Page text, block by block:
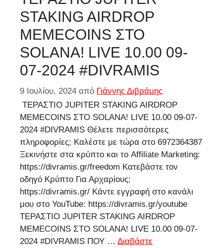
STAKING AIRDROP
MEMECOINS ΣΤΟ
SOLANA! LIVE 10.00 09-
07-2024 #DIVRAMIS
9 Ιουλίου, 2024 από Γιάννης Διβράμης
ΤΕΡΑΣΤΙΟ JUPITER STAKING AIRDROP
MEMECOINS ΣΤΟ SOLANA! LIVE 10.00 09-07-
2024 #DIVRAMIS Θέλετε περισσότερες
πληροφορίες; Καλέστε με τώρα στο 6972364387
Ξεκινήστε στα κρύπτο και το Affiliate Marketing:
https://divramis.gr/freedom Κατεβάστε τον
οδηγό Κρύπτο Για Αρχαρίους:
https://divramis.gr/ Κάντε εγγραφή στο κανάλι
μου στο YouTube: https://divramis.gr/youtube
ΤΕΡΑΣΤΙΟ JUPITER STAKING AIRDROP
MEMECOINS ΣΤΟ SOLANA! LIVE 10.00 09-07-
2024 #DIVRAMIS ΠΟΥ … Διαβάστε